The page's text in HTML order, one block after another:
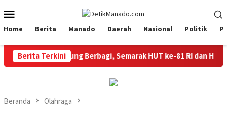
ke
kontenMobile
Home Berita Manado Daerah Nasional Politik
Berita Terkini
‎Bapelkum Bitung Berbagi, Semarak HUT ke-81 RI dan Hari
Beranda Olahraga